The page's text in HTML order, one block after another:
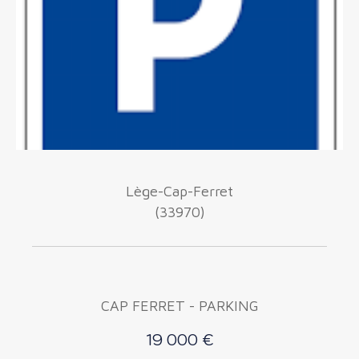
Lège-Cap-Ferret
(33970)
CAP FERRET - PARKING
19 000 €
TERRASSE PARKING
PISCINE